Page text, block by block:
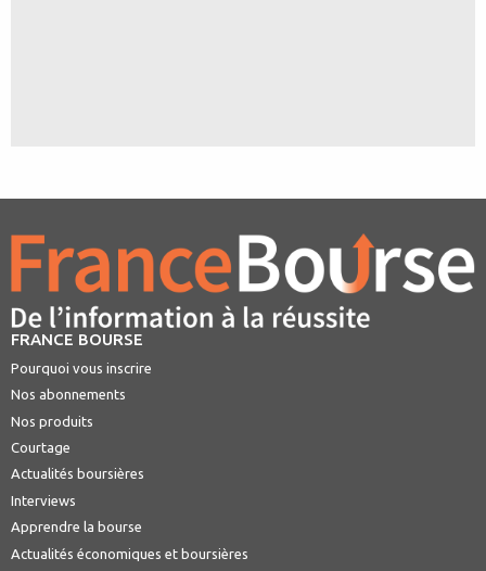
FRANCE BOURSE
Pourquoi vous inscrire
Nos abonnements
Nos produits
Courtage
Actualités boursières
Interviews
Apprendre la bourse
Actualités économiques et boursières